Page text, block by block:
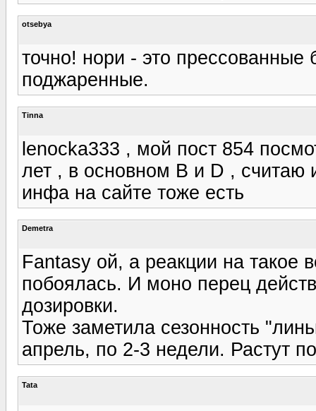
otsebya
точно! нори - это
поджаренные.
Tinna
lenocka333 , мой пост 854
лет , в основном B и D , считаю
инфа на сайте тоже есть
Demetra
Fantasy ой, а реакции на такое
побоялась. И моно перец
дозировки.
Тоже заметила сезонность
апрель, по 2-3 недели. Растут
Tata